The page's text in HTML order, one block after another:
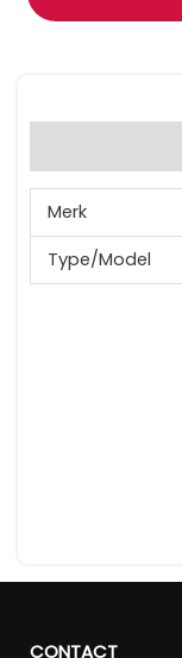
Merk
Type/Model
CONTACT